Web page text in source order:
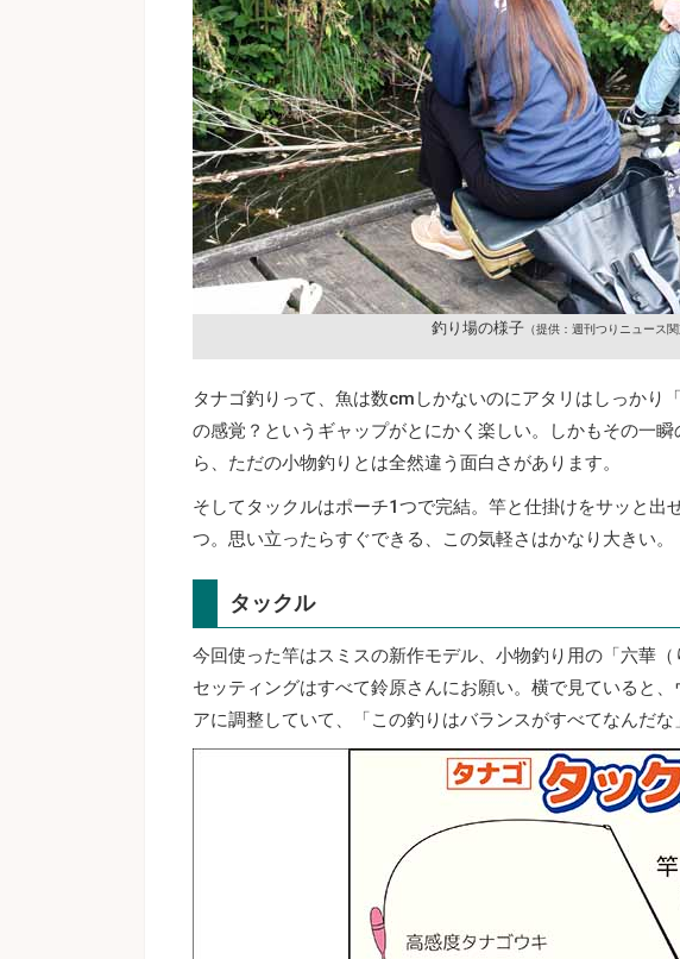
釣り場の様子 （提供：週刊つりニュース
タナゴ釣りって、魚は数cmしかないのにアタリはしっかり
の感覚？というギャップがとにかく楽しい。しかもその一
ら、ただの小物釣りとは全然違う面白さがあります。
そしてタックルはポーチ1つで完結。竿と仕掛けをサッと出
つ。思い立ったらすぐできる、この気軽さはかなり大きい。
タックル
今回使った竿はスミスの新作モデル、小物釣り用の「六華
セッティングはすべて鈴原さんにお願い。横で見ていると
アに調整していて、「この釣りはバランスがすべてなんだな